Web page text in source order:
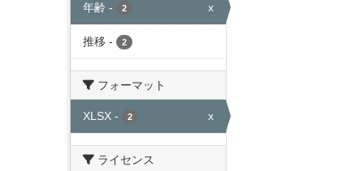
年齢 - 2 x
推移 - 2
フォーマット
XLSX - 2 x
ライセンス